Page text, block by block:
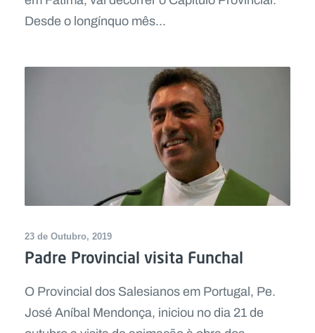
Desde o longínquo mês...
23 de Outubro, 2019
Padre Provincial visita Funchal
O Provincial dos Salesianos em Portugal, Pe.
José Aníbal Mendonça, iniciou no dia 21 de